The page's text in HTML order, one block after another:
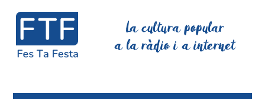
La cultura popular
a la ràdio i a internet